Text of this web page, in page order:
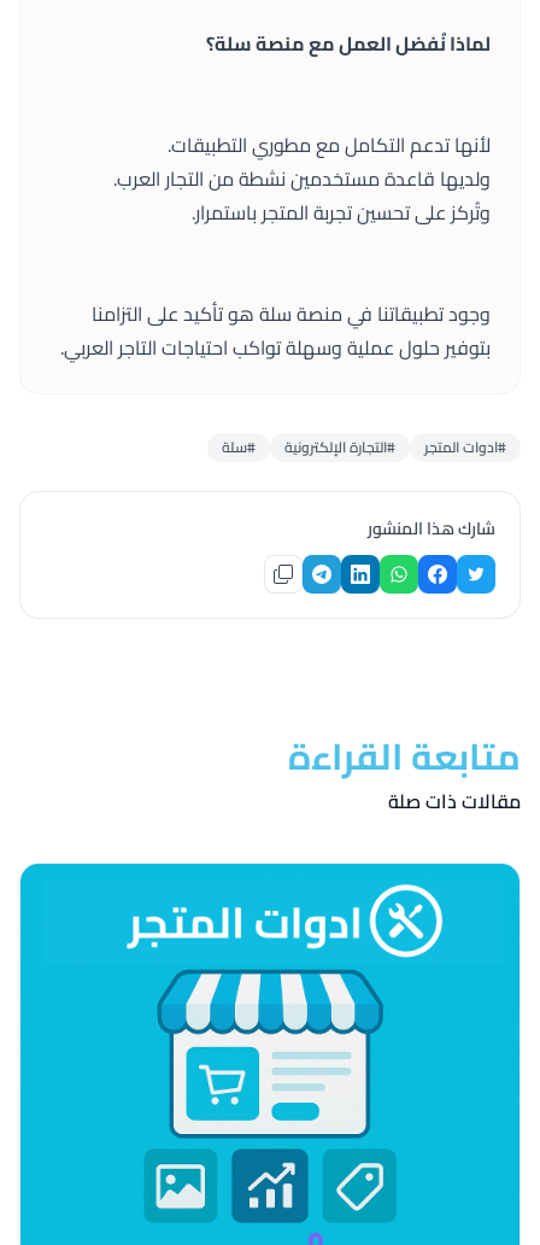
لماذا نُفضل العمل مع منصة سلة؟
لأنها تدعم التكامل مع مطوري التطبيقات.
ولديها قاعدة مستخدمين نشطة من التجار العرب.
وتُركز على تحسين تجربة المتجر باستمرار.
وجود تطبيقاتنا في منصة سلة هو تأكيد على التزامنا
بتوفير حلول عملية وسهلة تواكب احتياجات التاجر العربي.
#ادوات المتجر #التجارة الإلكترونية #سلة
شارك هذا المنشور
متابعة القراءة
مقالات ذات صلة